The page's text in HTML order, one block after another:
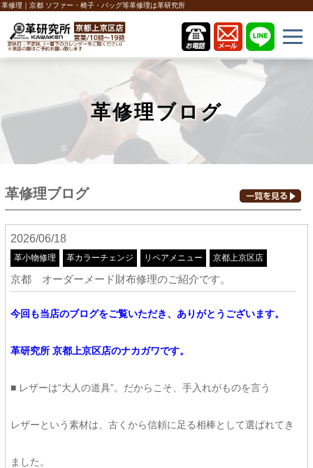
革修理｜京都 ソファー・椅子・バッグ等革修理は革研究所
革修理ブログ
革修理ブログ
2026/06/18
革小物修理 革カラーチェンジ リペアメニュー 京都上京区店
京都 オーダーメード財布修理のご紹介です。
今回も当店のブログをご覧いただき、ありがとうございます。
革研究所 京都上京区店のナカガワです。
■ レザーは“大人の道具”。だからこそ、手入れがものを言う
レザーという素材は、古くから信頼に足る相棒として選ばれてき
ました。